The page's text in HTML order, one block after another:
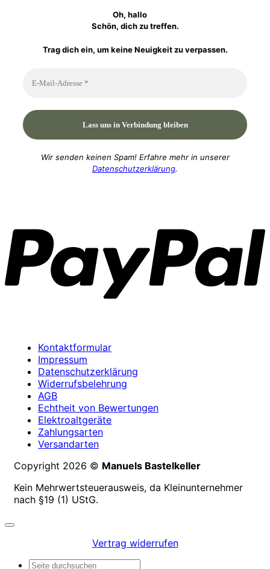
Oh, hallo
Schön, dich zu treffen.
Trag dich ein, um keine Neuigkeit zu verpassen.
Wir senden keinen Spam! Erfahre mehr in unserer
Datenschutzerklärung.
Kontaktformular
Impressum
Datenschutzerklärung
Widerrufsbelehrung
AGB
Echtheit von Bewertungen
Elektroaltgeräte
Zahlungsarten
Versandarten
Copyright 2026 © Manuels Bastelkeller
Kein Mehrwertsteuerausweis, da Kleinunternehmer
nach §19 (1) UStG.
Vertrag widerrufen
Suchen